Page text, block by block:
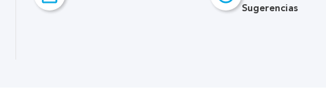
Sugerencias